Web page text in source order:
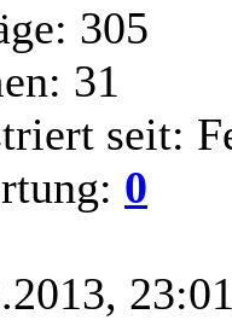
305
31
seit:
0
23:01